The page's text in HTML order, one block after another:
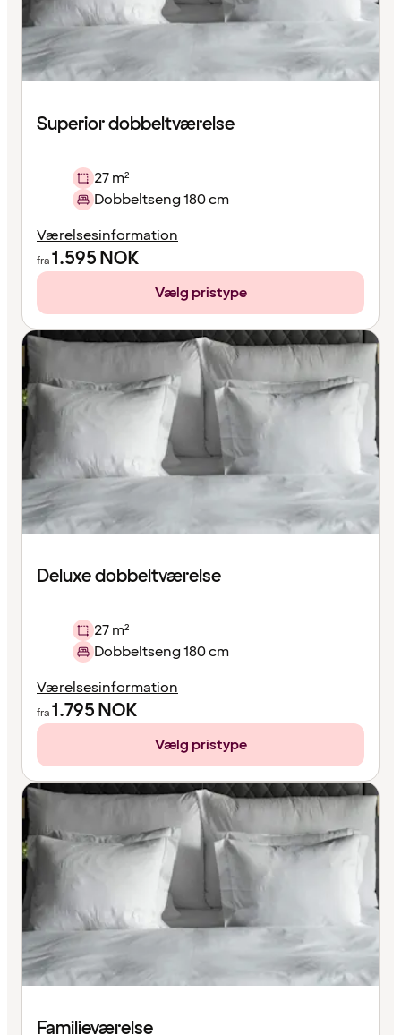
Superior dobbeltværelse
27 m²
Dobbeltseng 180 cm
Værelsesinformation
fra1.595NOK
Vælg pristype
Deluxe dobbeltværelse
27 m²
Dobbeltseng 180 cm
Værelsesinformation
fra1.795NOK
Vælg pristype
Familieværelse